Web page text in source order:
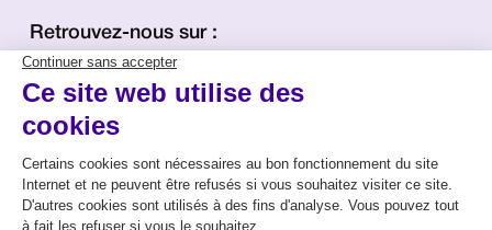
Retrouvez-nous sur :
Contact
Mentions légales
Données personnelles